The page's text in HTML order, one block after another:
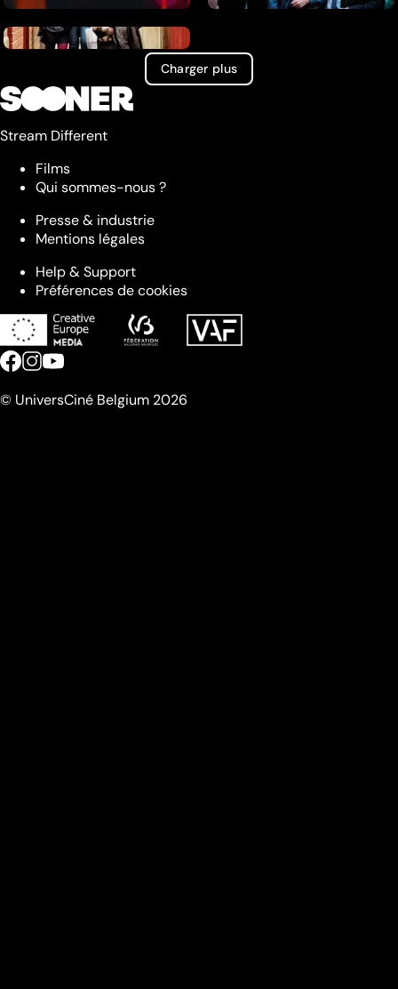
Charger plus
Stream Different
Films
Qui sommes-nous ?
Presse & industrie
Mentions légales
Help & Support
Préférences de cookies
© UniversCiné Belgium 2026